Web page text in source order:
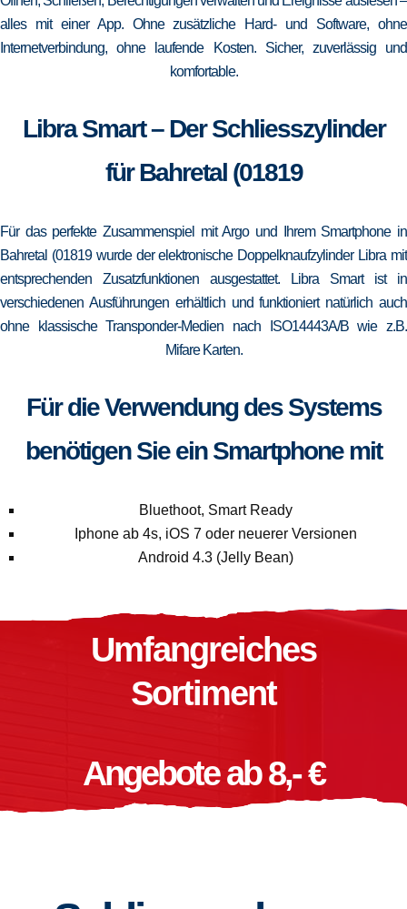
alles mit einer App. Ohne zusätzliche Hard- und Software, ohne
Internetverbindung, ohne laufende Kosten. Sicher, zuverlässig und
komfortable.
Libra Smart – Der Schliesszylinder
für Bahretal (01819
Für das perfekte Zusammenspiel mit Argo und Ihrem Smartphone in
Bahretal (01819 wurde der elektronische Doppelknaufzylinder Libra mit
entsprechenden Zusatzfunktionen ausgestattet. Libra Smart ist in
verschiedenen Ausführungen erhältlich und funktioniert natürlich auch
ohne klassische Transponder-Medien nach ISO14443A/B wie z.B.
Mifare Karten.
Für die Verwendung des Systems
benötigen Sie ein Smartphone mit
Bluethoot, Smart Ready
Iphone ab 4s, iOS 7 oder neuerer Versionen
Android 4.3 (Jelly Bean)
Umfangreiches
Sortiment
Angebote ab 8,- €